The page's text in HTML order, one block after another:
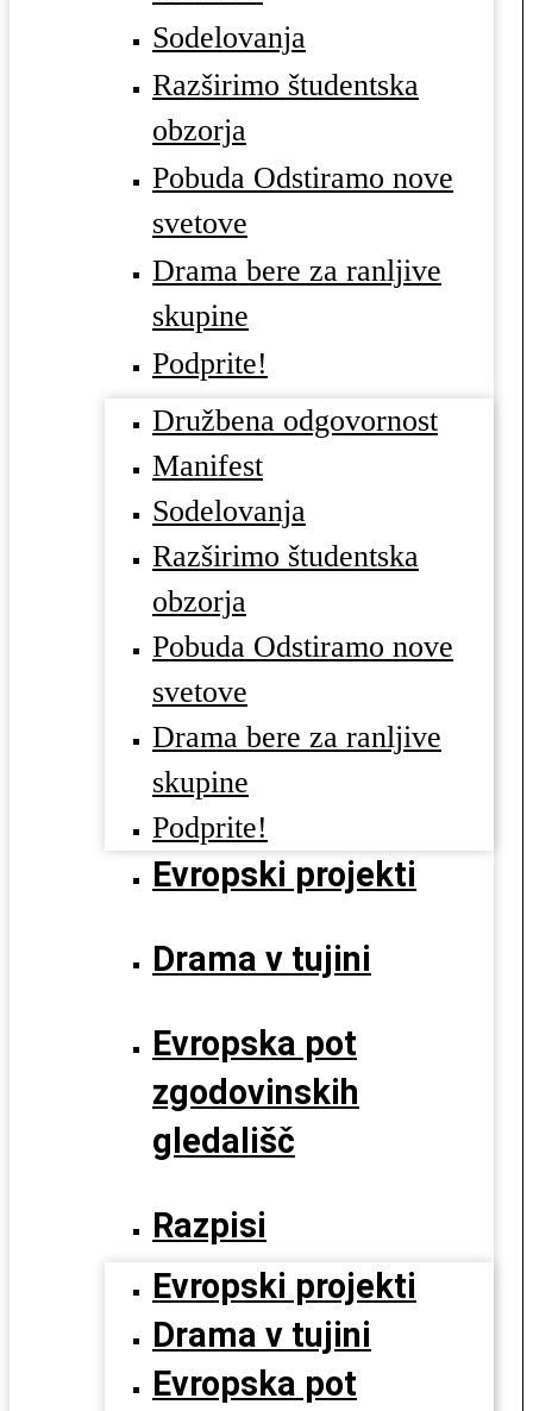
Sodelovanja
Razširimo študentska
obzorja
Pobuda Odstiramo nove
svetove
Drama bere za ranljive
skupine
Podprite!
Družbena odgovornost
Manifest
Sodelovanja
Razširimo študentska
obzorja
Pobuda Odstiramo nove
svetove
Drama bere za ranljive
skupine
Podprite!
Evropski projekti
Drama v tujini
Evropska pot
zgodovinskih
gledališč
Razpisi
Evropski projekti
Drama v tujini
Evropska pot